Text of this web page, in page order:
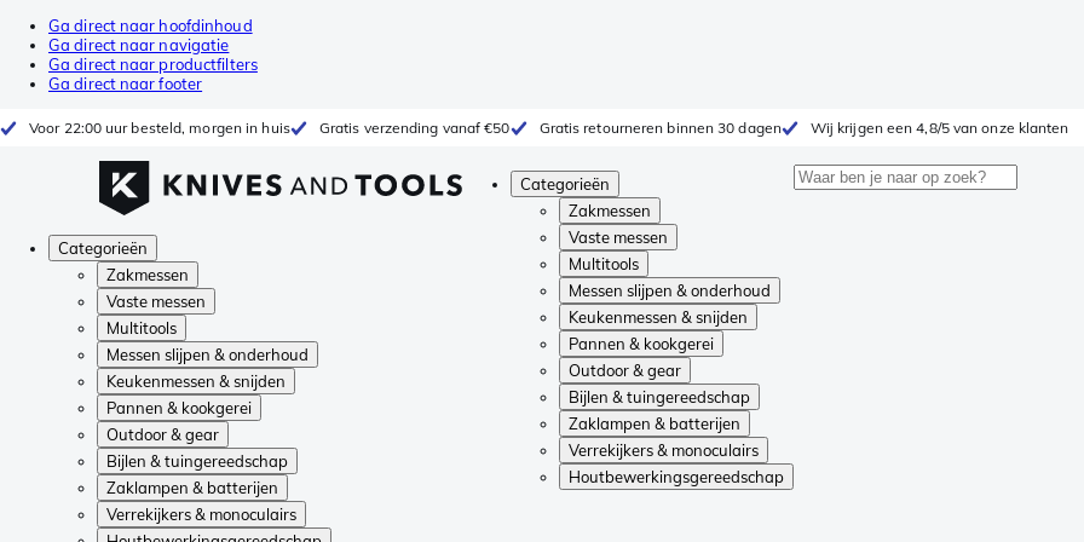
Ga direct naar hoofdinhoud
Ga direct naar navigatie
Ga direct naar productfilters
Ga direct naar footer
Voor 22:00 uur besteld, morgen in huis Gratis verzending vanaf €50 Gratis retourneren binnen 30 dagen Wij krijgen een 4,8/5 van onze klanten
Categorieën
Zakmessen
Vaste messen
Multitools
Messen slijpen & onderhoud
Keukenmessen & snijden
Pannen & kookgerei
Outdoor & gear
Bijlen & tuingereedschap
Zaklampen & batterijen
Verrekijkers & monoculairs
Houtbewerkingsgereedschap
Categorieën
Zakmessen
Vaste messen
Multitools
Messen slijpen & onderhoud
Keukenmessen & snijden
Pannen & kookgerei
Outdoor & gear
Bijlen & tuingereedschap
Zaklampen & batterijen
Verrekijkers & monoculairs